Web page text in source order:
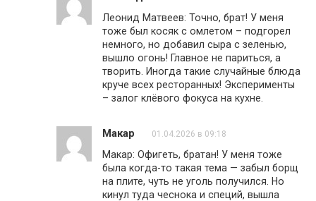
Леонид Матвеев: Точно, брат! У меня
тоже был косяк с омлетом – подгорел
немного, но добавил сыра с зеленью,
вышло огонь! Главное не париться, а
творить. Иногда такие случайные блюда
круче всех ресторанных! Эксперименты
– залог клёвого фокуса на кухне.
Макар 01.04.2026 в 09:18
Макар: Офигеть, братан! У меня тоже
была когда-то такая тема — забыл борщ
на плите, чуть не уголь получился. Но
кинул туда чеснока и специй, вышла